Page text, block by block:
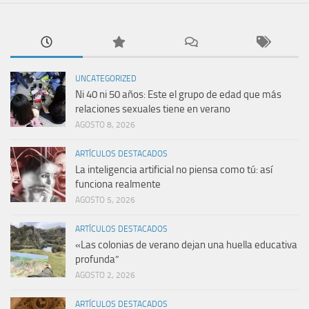
UNCATEGORIZED
Ni 40 ni 50 años: Este el grupo de edad que más
relaciones sexuales tiene en verano
AGOSTO 8, 2026
ARTÍCULOS DESTACADOS
La inteligencia artificial no piensa como tú: así
funciona realmente
AGOSTO 5, 2026
ARTÍCULOS DESTACADOS
«Las colonias de verano dejan una huella educativa
profunda”
AGOSTO 2, 2026
ARTÍCULOS DESTACADOS